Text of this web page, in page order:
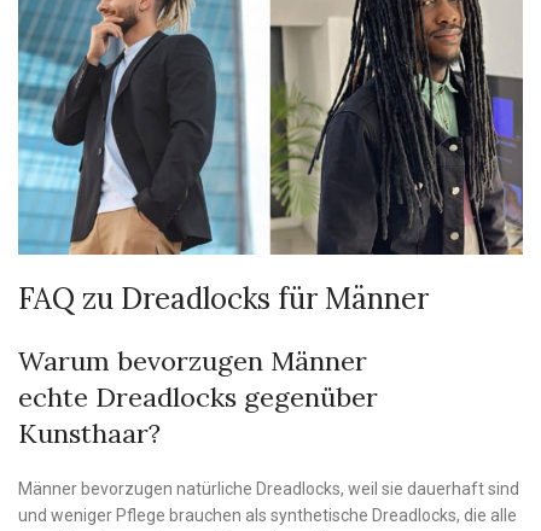
FAQ zu Dreadlocks für Männer
Warum bevorzugen Männer
echte Dreadlocks gegenüber
Kunsthaar?
Männer bevorzugen natürliche Dreadlocks, weil sie dauerhaft sind
und weniger Pflege brauchen als synthetische Dreadlocks, die alle